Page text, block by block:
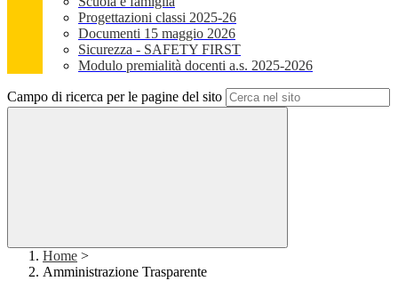
Progettazioni classi 2025-26
Documenti 15 maggio 2026
Sicurezza - SAFETY FIRST
Modulo premialità docenti a.s. 2025-2026
Campo di ricerca per le pagine del sito
Home >
Amministrazione Trasparente